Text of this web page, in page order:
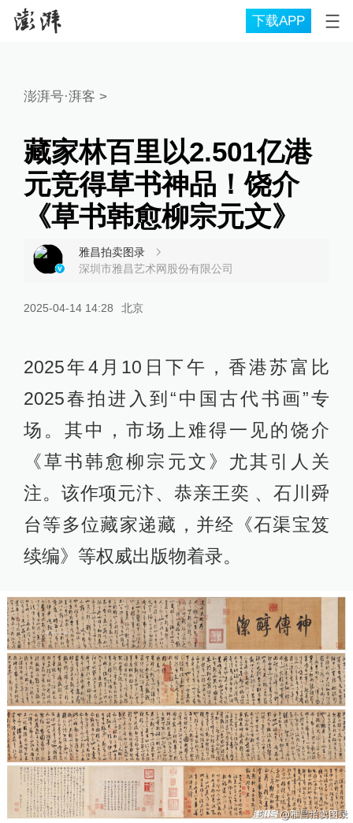
下载APP
澎湃号·湃客 >
藏家林百里以2.501亿港
元竞得草书神品！饶介
《草书韩愈柳宗元文》
雅昌拍卖图录
深圳市雅昌艺术网股份有限公司
2025-04-14 14:28 北京
2025年4月10日下午，香港苏富比
2025春拍进入到“中国古代书画”专
场。其中，市场上难得一见的饶介
《草书韩愈柳宗元文》尤其引人关
注。该作项元汴、恭亲王奕 、石川舜
台等多位藏家递藏，并经《石渠宝笈
续编》等权威出版物着录。